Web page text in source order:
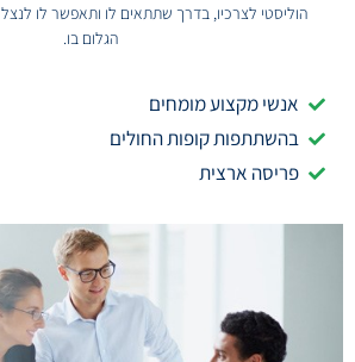
הוליסטי לצרכיו, בדרך שתתאים לו ותאפשר לו
הגלום בו.
אנשי מקצוע מומחים
בהשתתפות קופות החולים
פריסה ארצית